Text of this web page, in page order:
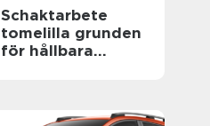
Schaktarbete
tomelilla grunden
för hållbara